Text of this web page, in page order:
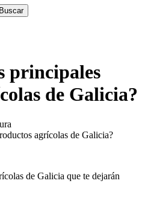
principales
de Galicia?
de Galicia que te dejarán